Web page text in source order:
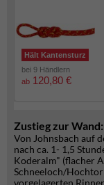
Hält Kantensturz
bei 9 Händlern
ab 120,80 €
Zustieg zur Wand:
Von Johnsbach auf
nach ca. 1- 1,5
Koderalm" (flacher
Schneeloch/Hochtor
vorgelagerten